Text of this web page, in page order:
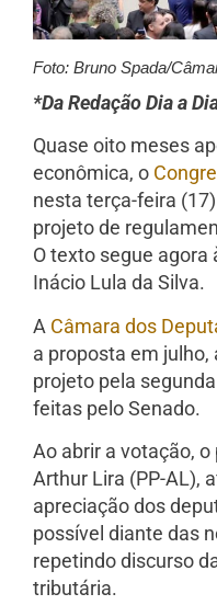
Foto: Bruno Spada/
*Da Redação Dia a
Quase oito meses
econômica, o
nesta terça-feira
projeto de
O texto segue agora
Inácio Lula da Silva.
A Câmara dos
a proposta em
projeto pela
feitas pelo Senado.
Ao abrir a votação,
Arthur Lira (PP-AL),
apreciação dos
possível diante das
repetindo discurso
tributária.